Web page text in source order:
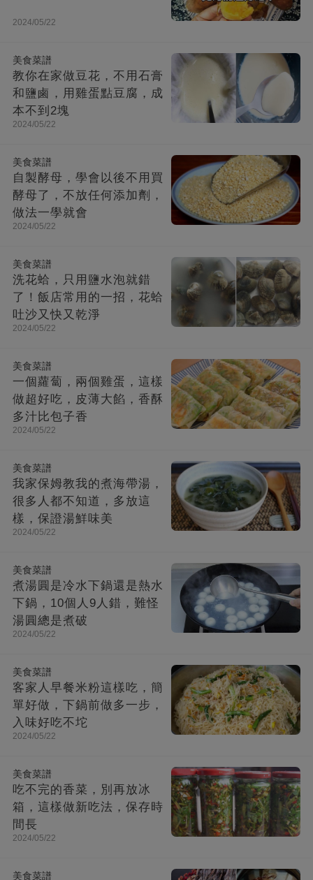
2024/05/22
美食菜譜
教你在家做豆花，不用石膏
和鹽鹵，用雞蛋點豆腐，成
本不到2塊
2024/05/22
美食菜譜
自製酵母，學會以後不用買
酵母了，不放任何添加劑，
做法一學就會
2024/05/22
美食菜譜
洗花蛤，只用鹽水泡就錯
了！飯店常用的一招，花蛤
吐沙又快又乾淨
2024/05/22
美食菜譜
一個蘿蔔，兩個雞蛋，這樣
做超好吃，皮薄大餡，香酥
多汁比包子香
2024/05/22
美食菜譜
我家保姆教我的煮海帶湯，
很多人都不知道，多放這
樣，保證湯鮮味美
2024/05/22
美食菜譜
煮湯圓是冷水下鍋還是熱水
下鍋，10個人9人錯，難怪
湯圓總是煮破
2024/05/22
美食菜譜
客家人早餐米粉這樣吃，簡
單好做，下鍋前做多一步，
入味好吃不坨
2024/05/22
美食菜譜
吃不完的香菜，別再放冰
箱，這樣做新吃法，保存時
間長
2024/05/22
美食菜譜